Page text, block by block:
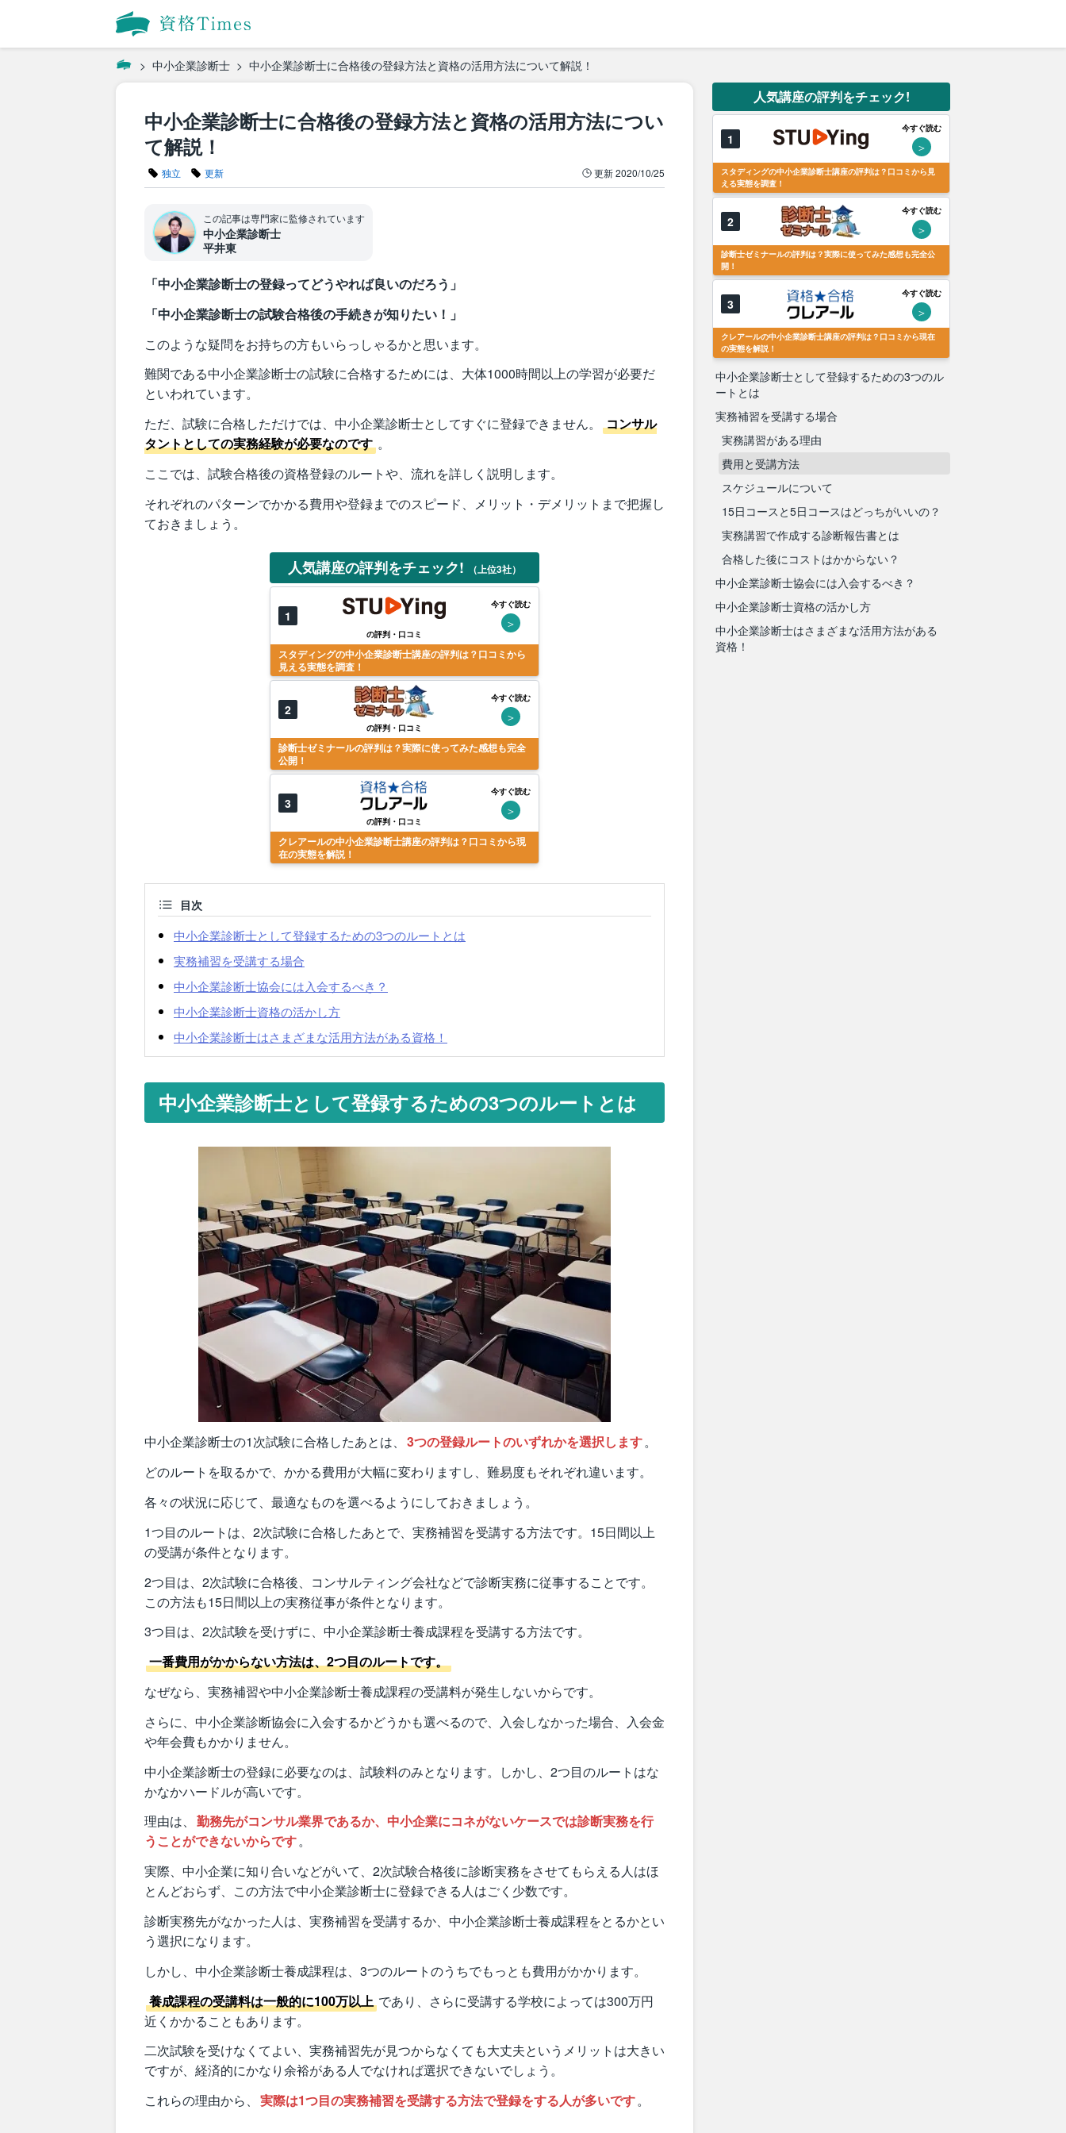
中小企業診断士 中小企業診断士に合格後の登録方法と資格の活用方法について解説！
中小企業診断士に合格後の登録方法と資格の活用方法につい
て解説！
独立 更新 更新2020/10/25
この記事は専門家に監修されています
中小企業診断士
平井東
「中小企業診断士の登録ってどうやれば良いのだろう」
「中小企業診断士の試験合格後の手続きが知りたい！」
このような疑問をお持ちの方もいらっしゃるかと思います。
難関である中小企業診断士の試験に合格するためには、大体1000時間以上の学習が必要だ
といわれています。
ただ、試験に合格しただけでは、中小企業診断士としてすぐに登録できません。
コンサル
タントとしての実務経験が必要なのです 。
ここでは、試験合格後の資格登録のルートや、流れを詳しく説明します。
それぞれのパターンでかかる費用や登録までのスピード、メリット・デメリットまで把握し
ておきましょう。
人気講座の評判をチェック! （上位3社）
1
の評判・口コミ
今すぐ読む
＞
スタディングの中小企業診断士講座の評判は？口コミから
見える実態を調査！
2
の評判・口コミ
今すぐ読む
＞
診断士ゼミナールの評判は？実際に使ってみた感想も完全
公開！
3
の評判・口コミ
今すぐ読む
＞
クレアールの中小企業診断士講座の評判は？口コミから現
在の実態を解説！
目次
中小企業診断士として登録するための3つのルートとは
実務補習を受講する場合
中小企業診断士協会には入会するべき？
中小企業診断士資格の活かし方
中小企業診断士はさまざまな活用方法がある資格！
中小企業診断士として登録するための3つのルートとは
中小企業診断士の1次試験に合格したあとは、 3つの登録ルートのいずれかを選択します。
どのルートを取るかで、かかる費用が大幅に変わりますし、難易度もそれぞれ違います。
各々の状況に応じて、最適なものを選べるようにしておきましょう。
1つ目のルートは、2次試験に合格したあとで、実務補習を受講する方法です。15日間以上
の受講が条件となります。
2つ目は、2次試験に合格後、コンサルティング会社などで診断実務に従事することです。
この方法も15日間以上の実務従事が条件となります。
3つ目は、2次試験を受けずに、中小企業診断士養成課程を受講する方法です。
一番費用がかからない方法は、2つ目のルートです。
なぜなら、実務補習や中小企業診断士養成課程の受講料が発生しないからです。
さらに、中小企業診断協会に入会するかどうかも選べるので、入会しなかった場合、入会金
や年会費もかかりません。
中小企業診断士の登録に必要なのは、試験料のみとなります。しかし、2つ目のルートはな
かなかハードルが高いです。
理由は、 勤務先がコンサル業界であるか、中小企業にコネがないケースでは診断実務を行
うことができないからです。
実際、中小企業に知り合いなどがいて、2次試験合格後に診断実務をさせてもらえる人はほ
とんどおらず、この方法で中小企業診断士に登録できる人はごく少数です。
診断実務先がなかった人は、実務補習を受講するか、中小企業診断士養成課程をとるかとい
う選択になります。
しかし、中小企業診断士養成課程は、3つのルートのうちでもっとも費用がかかります。
養成課程の受講料は一般的に100万以上 であり、さらに受講する学校によっては300万円
近くかかることもあります。
二次試験を受けなくてよい、実務補習先が見つからなくても大丈夫というメリットは大きい
ですが、経済的にかなり余裕がある人でなければ選択できないでしょう。
これらの理由から、 実際は1つ目の実務補習を受講する方法で登録をする人が多いです。
人気講座の評判をチェック!
1
今すぐ読む
＞
スタディングの中小企業診断士講座の評判は？口コミから見
える実態を調査！
2
今すぐ読む
＞
診断士ゼミナールの評判は？実際に使ってみた感想も完全公
開！
3
今すぐ読む
＞
クレアールの中小企業診断士講座の評判は？口コミから現在
の実態を解説！
中小企業診断士として登録するための3つのル
ートとは
実務補習を受講する場合
実務講習がある理由
費用と受講方法
スケジュールについて
15日コースと5日コースはどっちがいいの？
実務講習で作成する診断報告書とは
合格した後にコストはかからない？
中小企業診断士協会には入会するべき？
中小企業診断士資格の活かし方
中小企業診断士はさまざまな活用方法がある
資格！